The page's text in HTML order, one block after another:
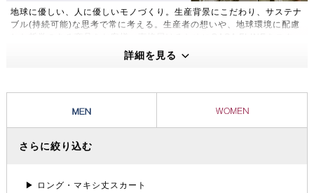
地球に優しい、人に優しいモノづくり。生産背景にこだわり、サステナ
ブル(持続可能)な思考で常に考える。生産者の想いや、地球環境に配慮
詳細を見る
さらに絞り込む
▶ ロング・マキシ丈スカート